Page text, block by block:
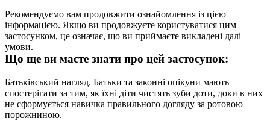
Рекомендуємо вам продовжити ознайомлення із цією
інформацією. Якщо ви продовжуєте користуватися цим
застосунком, це означає, що ви приймаєте викладені далі
умови.
Що ще ви маєте знати про цей застосунок:
Батьківський нагляд. Батьки та законні опікуни мають
спостерігати за тим, як їхні діти чистять зуби доти, доки в них
не сформується навичка правильного догляду за ротовою
порожниною.